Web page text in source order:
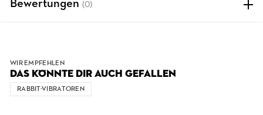
Bewertungen (0)
WIR EMPFEHLEN
DAS KÖNNTE DIR AUCH GEFALLEN
RABBIT-VIBRATOREN